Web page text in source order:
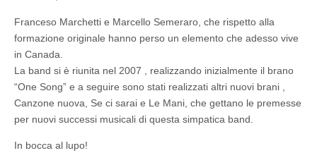
Franceso Marchetti e Marcello Semeraro, che rispetto alla
formazione originale hanno perso un elemento che adesso vive
in Canada.
La band si è riunita nel 2007 , realizzando inizialmente il brano
“One Song” e a seguire sono stati realizzati altri nuovi brani ,
Canzone nuova, Se ci sarai e Le Mani, che gettano le premesse
per nuovi successi musicali di questa simpatica band.
In bocca al lupo!